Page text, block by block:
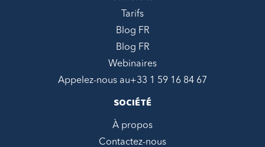
Tarifs
Blog FR
Blog FR
Webinaires
Appelez-nous au+33 1 59 16 84 67
SOCIÉTÉ
À propos
Contactez-nous